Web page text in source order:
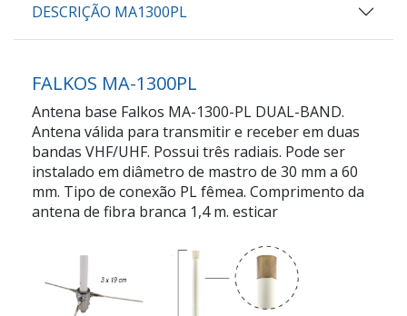
DESCRIÇÃO MA1300PL
FALKOS MA-1300PL
Antena base Falkos MA-1300-PL DUAL-BAND.
Antena válida para transmitir e receber em duas
bandas VHF/UHF. Possui três radiais. Pode ser
instalado em diâmetro de mastro de 30 mm a 60
mm. Tipo de conexão PL fêmea. Comprimento da
antena de fibra branca 1,4 m. esticar